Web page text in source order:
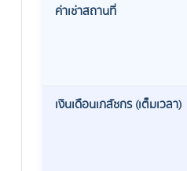
ค่าเช่าสถานที่
เงินเดือนเภสัชกร (เต็มเวลา)